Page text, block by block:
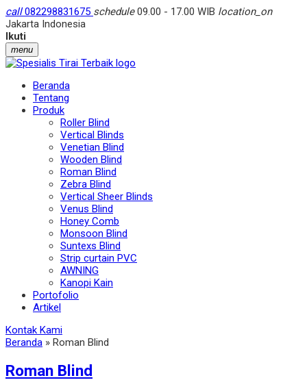
call082298831675 schedule09.00 - 17.00 WIB location_on
Jakarta Indonesia
Ikuti
menu
Beranda
Tentang
Produk
Roller Blind
Vertical Blinds
Venetian Blind
Wooden Blind
Roman Blind
Zebra Blind
Vertical Sheer Blinds
Venus Blind
Honey Comb
Monsoon Blind
Suntexs Blind
Strip curtain PVC
AWNING
Kanopi Kain
Portofolio
Artikel
Kontak Kami
Beranda » Roman Blind
Roman Blind